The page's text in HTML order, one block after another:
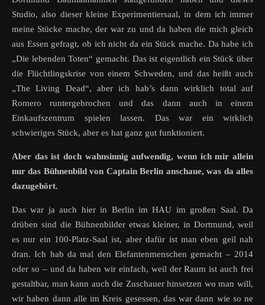
Studio, also dieser kleine Experimentiersaal, in dem ich immer
meine Stücke mache, der war zu und da haben die mich gleich
aus Essen gefragt, ob ich nicht da ein Stück mache. Da habe ich
„Die lebenden Toten“ gemacht. Das ist eigentlich ein Stück über
die Flüchtlingskrise von einem Schweden, und das heißt auch
„The Living Dead“, aber ich hab’s dann wirklich total auf
Romero runtergebrochen und das dann auch in einem
Einkaufszentrum spielen lassen. Das war ein wirklich
schwieriges Stück, aber es hat ganz gut funktioniert.
Aber das ist doch wahnsinnig aufwendig, wenn ich mir allein
nur das Bühnenbild von Captain Berlin anschaue, was da alles
dazugehört.
Das war ja auch hier in Berlin im HAU im großen Saal. Da
drüben sind die Bühnenbilder etwas kleiner, in Dortmund, weil
es nur ein 100-Platz-Saal ist, aber dafür ist man eben geil nah
dran. Ich hab da mal den Elefantenmenschen gemacht – 2014
oder so – und da haben wir einfach, weil der Raum ist auch frei
gestaltbar, man kann auch die Zuschauer hinsetzen wo man will,
wir haben dann alle im Kreis gesessen, das war dann wie so ne